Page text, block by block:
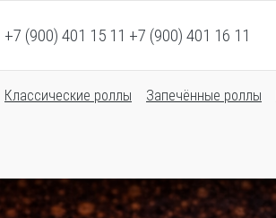
+7 (900) 401 15 11 +7 (900) 401 16 11
Классические роллы Запечённые роллы